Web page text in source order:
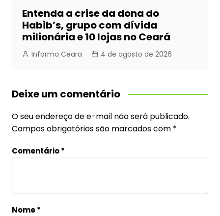
Entenda a crise da dona do
Habib’s, grupo com dívida
milionária e 10 lojas no Ceará
Informa Ceara 4 de agosto de 2026
Deixe um comentário
O seu endereço de e-mail não será publicado.
Campos obrigatórios são marcados com *
Comentário*
Nome*